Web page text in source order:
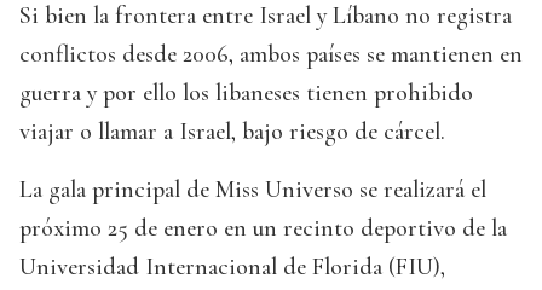
Si bien la frontera entre Israel y Líbano no registra
conflictos desde 2006, ambos países se mantienen en
guerra y por ello los libaneses tienen prohibido
viajar o llamar a Israel, bajo riesgo de cárcel.
La gala principal de Miss Universo se realizará el
próximo 25 de enero en un recinto deportivo de la
Universidad Internacional de Florida (FIU),